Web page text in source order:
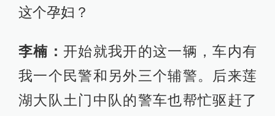
这个孕妇？
李楠： 开始就我开的这一辆，车内有
我一个民警和另外三个辅警。后来莲
湖大队土门中队的警车也帮忙驱赶了